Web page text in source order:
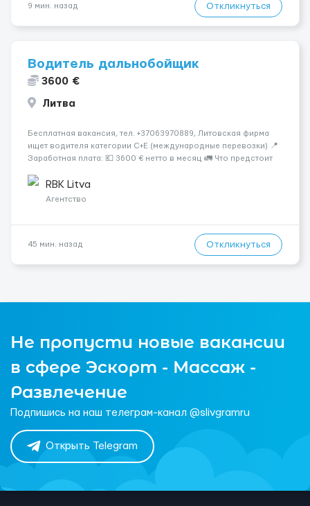
9 мин. назад Откликнуться
Водитель дальнобойщик
3600 €
Литва
Бесплатная вакансия, тел. +37063970889, Литовская фирма
ищет водителя категории C+E (международные перевозки) 📍
Заработная плата: 💶 3600 € нетто в месяц 🚛 Что предстоит
рефрижераторах. В среднем 400–500 км в день. Погрузки и
разгрузки ...
RBK Litva
Агентство
45 мин. назад Откликнуться
Не пропусти новые вакансии
в сфере Эскорт - Массаж -
Развлечение
Подпишись на наш телеграм-канал @slivgramru
Открыть Telegram